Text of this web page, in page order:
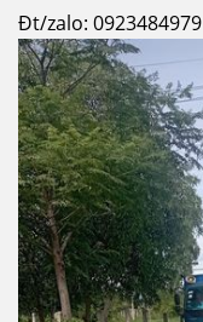
Đt/zalo: 0923484979